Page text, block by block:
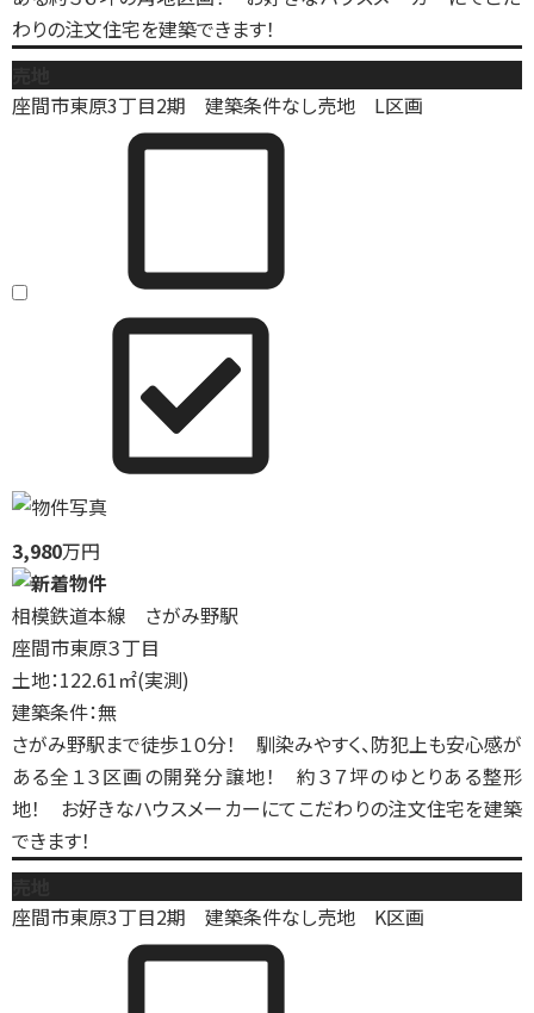
わりの注文住宅を建築できます！
座間市東原3丁目2期 建築条件なし売地 L区画
3,980万円
相模鉄道本線 さがみ野駅
座間市東原３丁目
土地：122.61㎡(実測)
建築条件：無
さがみ野駅まで徒歩１０分！ 馴染みやすく、防犯上も安心感が
ある全１３区画の開発分譲地！ 約３７坪のゆとりある整形
地！ お好きなハウスメーカーにてこだわりの注文住宅を建築
できます！
座間市東原3丁目2期 建築条件なし売地 K区画